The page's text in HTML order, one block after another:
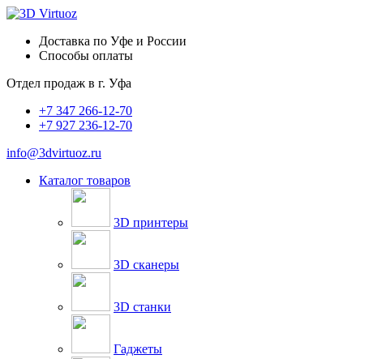
Доставка по Уфе и России
Способы оплаты
Отдел продаж в г. Уфа
+7 347 266-12-70
+7 927 236-12-70
info@3dvirtuoz.ru
Каталог товаров
3D принтеры
3D сканеры
3D станки
Гаджеты